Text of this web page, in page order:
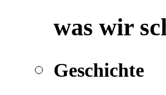
was wir
Geschichte